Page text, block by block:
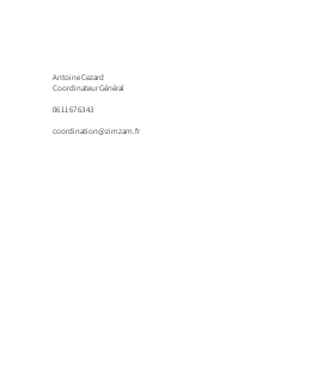
Antoine Cezard
Coordinateur Général
06 11 67 63 43
coordination@zimzam.fr